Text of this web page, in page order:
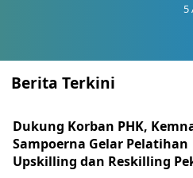
5
Berita Terkini
Dukung Korban PHK,
Sampoerna Gelar Pelatihan
Upskilling dan Reskilling